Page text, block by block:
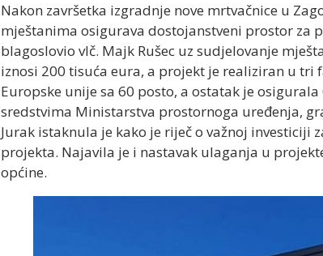
Nakon završetka izgradnje nove mrtvačnice u
mještanima osigurava dostojanstveni prostor za
blagoslovio vlč. Majk Rušec uz sudjelovanje
iznosi 200 tisuća eura, a projekt je realiziran u tri
Europske unije sa 60 posto, a ostatak je
sredstvima Ministarstva prostornoga uređenja,
Jurak istaknula je kako je riječ o važnoj
projekta. Najavila je i nastavak ulaganja u
općine.